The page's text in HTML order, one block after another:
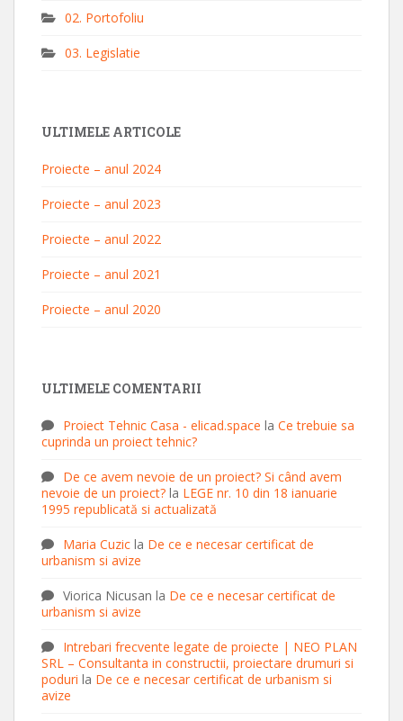
02. Portofoliu
03. Legislatie
ULTIMELE ARTICOLE
Proiecte – anul 2024
Proiecte – anul 2023
Proiecte – anul 2022
Proiecte – anul 2021
Proiecte – anul 2020
ULTIMELE COMENTARII
Proiect Tehnic Casa - elicad.space la Ce trebuie sa
cuprinda un proiect tehnic?
De ce avem nevoie de un proiect? Si când avem
nevoie de un proiect? la LEGE nr. 10 din 18 ianuarie
1995 republicată si actualizată
Maria Cuzic la De ce e necesar certificat de
urbanism si avize
Viorica Nicusan la De ce e necesar certificat de
urbanism si avize
Intrebari frecvente legate de proiecte | NEO PLAN
SRL – Consultanta in constructii, proiectare drumuri si
poduri la De ce e necesar certificat de urbanism si
avize